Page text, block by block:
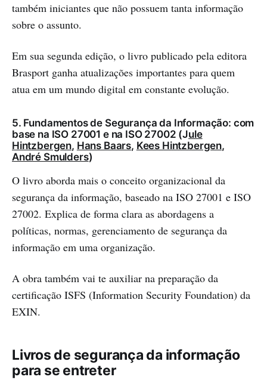
também iniciantes que não possuem tanta informação
sobre o assunto.
Em sua segunda edição, o livro publicado pela editora
Brasport ganha atualizações importantes para quem
atua em um mundo digital em constante evolução.
5. Fundamentos de Segurança da Informação: com
base na ISO 27001 e na ISO 27002 (Jule
Hintzbergen, Hans Baars, Kees Hintzbergen,
André Smulders)
O livro aborda mais o conceito organizacional da
segurança da informação, baseado na ISO 27001 e ISO
27002. Explica de forma clara as abordagens a
políticas, normas, gerenciamento de segurança da
informação em uma organização.
A obra também vai te auxiliar na preparação da
certificação ISFS (Information Security Foundation) da
EXIN.
Livros de segurança da informação
para se entreter